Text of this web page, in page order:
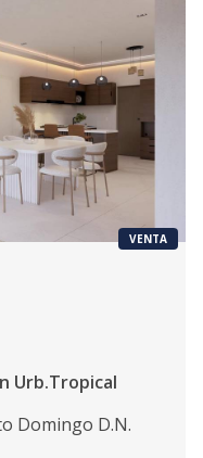
VENTA
Urb.Tropical
Domingo D.N.